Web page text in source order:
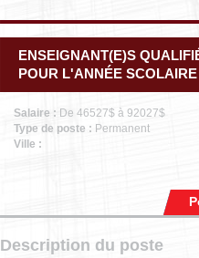
ENSEIGNANT(E)S
POUR L'ANNÉE
Salaire : De 46527$ à 92027$
Type de poste : Permanent
Ville :
Description du poste